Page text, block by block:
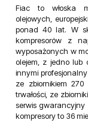
Fiac to włoska
olejowych,
ponad 40 lat. W
kompresorów z
wyposażonych w
olejem, z jedno lub
innymi
ze zbiornikiem
trwałości, ze
serwis
kompresory to 36